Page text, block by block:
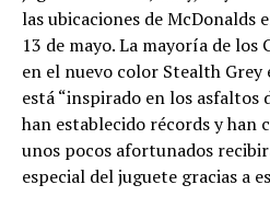
las ubicaciones de McDonalds
13 de mayo. La mayoría de los
en el nuevo color Stealth Grey
está “inspirado en los asfaltos
han establecido récords y han
unos pocos afortunados
especial del juguete gracias a